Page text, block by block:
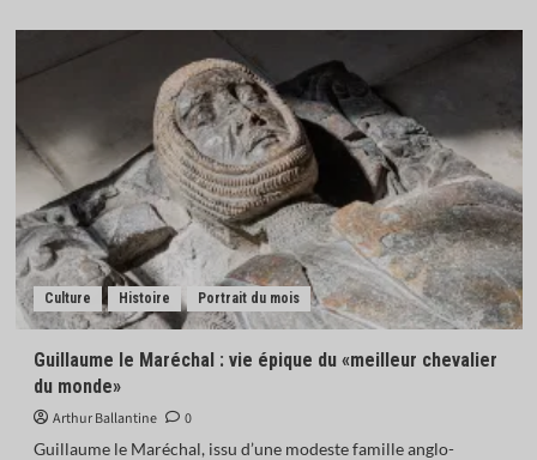
Culture Histoire Portrait du mois
Guillaume le Maréchal : vie épique du «meilleur chevalier
du monde»
Arthur Ballantine
0
Guillaume le Maréchal, issu d’une modeste famille anglo-